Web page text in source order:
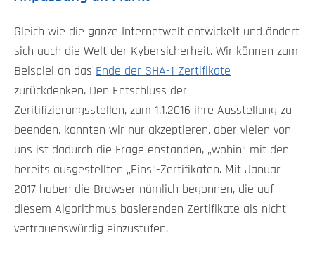
Gleich wie die ganze Internetwelt entwickelt und ändert
sich auch die Welt der Kybersicherheit. Wir können zum
Beispiel an das Ende der SHA-1 Zertifikate
zurückdenken. Den Entschluss der
Zeritifizierungsstellen, zum 1.1.2016 ihre Ausstellung zu
beenden, konnten wir nur akzeptieren, aber vielen von
uns ist dadurch die Frage enstanden, „wohin“ mit den
bereits ausgestellten „Eins“-Zertifikaten. Mit Januar
2017 haben die Browser nämlich begonnen, die auf
diesem Algorithmus basierenden Zertifikate als nicht
vertrauenswürdig einzustufen.